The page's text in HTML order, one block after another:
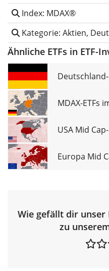
Index: MDAX®
Kategorie: Aktien,
Ähnliche ETFs in ETF-
MDAX-ETFs
USA Mid
Europa Mid
Wie gefällt dir unser
zu